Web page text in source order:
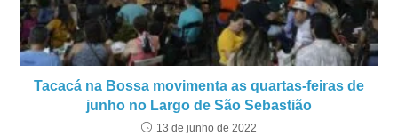
Tacacá na Bossa movimenta as quartas-feiras de
junho no Largo de São Sebastião
13 de junho de 2022